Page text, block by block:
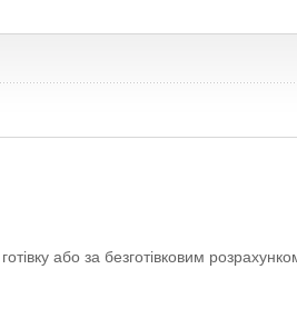
або за безготівковим